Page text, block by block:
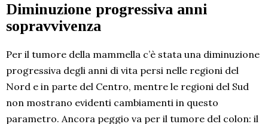
Diminuzione progressiva anni
sopravvivenza
Per il tumore della mammella c’è stata una diminuzione
progressiva degli anni di vita persi nelle regioni del
Nord e in parte del Centro, mentre le regioni del Sud
non mostrano evidenti cambiamenti in questo
parametro. Ancora peggio va per il tumore del colon: il